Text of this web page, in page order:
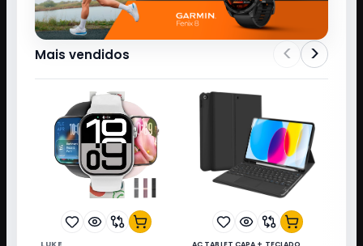
Mais vendidos < >